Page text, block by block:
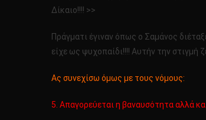
Δίκαιο!!!! >>
Πράγματι έγιναν όπως ο Σαμάνος
είχε ως ψυχοπαίδι!!!! Αυτήν την στιγμή
Ας συνεχίσω όμως με τους νόμους:
5. Απαγορεύεται η βαναυσότητα αλλά